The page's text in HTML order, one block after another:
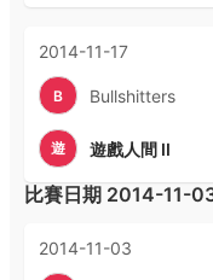
2014-11-17
B Bullshitters
遊 遊戲人間 II
比賽日期 2014-11-
2014-11-03